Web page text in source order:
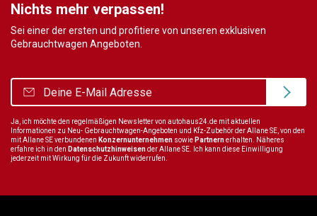
Nichts mehr verpassen!
Sei einer der ersten und profitiere von unseren exklusiven
Gebrauchtwagen Angeboten.
Ja, ich möchte den regelmäßigen Newsletter von autohaus24.de mit aktuellen
Informationen zu Neu- Gebrauchtwagen-Angeboten und Kfz-Zubehör der Allane SE, von den
mit Allane SE verbundenen Konzernunternehmen sowie Partnernerhalten. Näheres
erfahre ich in den Datenschutzhinweisender Allane SE. Ich kann diese Einwilligung
jederzeit mit Wirkung für die Zukunft widerrufen.